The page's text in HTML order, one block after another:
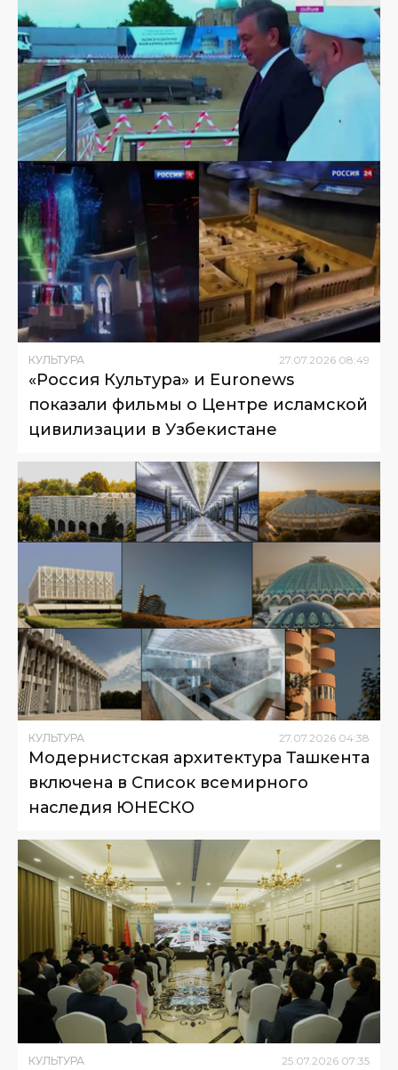
КУЛЬТУРА 27.07.2026 08:49
«Россия Культура» и Euronews
показали фильмы о Центре исламской
цивилизации в Узбекистане
КУЛЬТУРА 27 07 2026 04:38
Модернистская архитектура Ташкента
включена в Список всемирного
наследия ЮНЕСКО
КУЛЬТУРА 25.07.2026 07:35